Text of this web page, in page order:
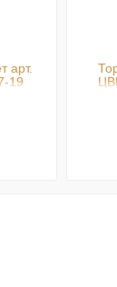
арт.
19